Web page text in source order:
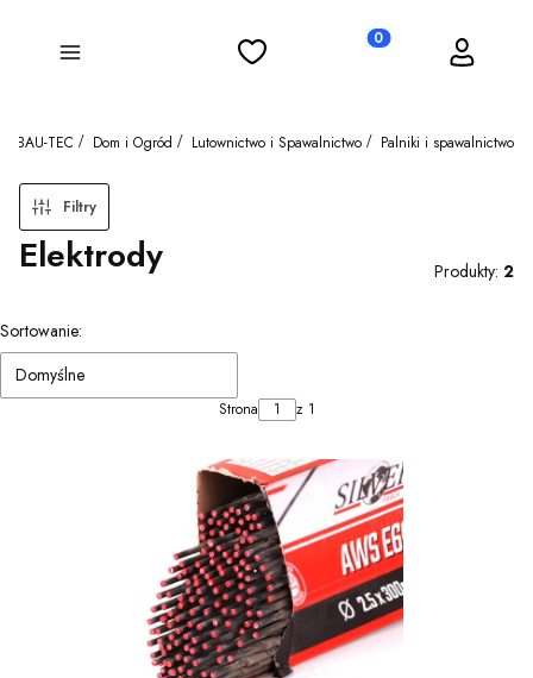
Menu Ulubione Produkty w koszyku:
Koszyk Zaloguj się
BAU-TEC Dom i Ogród Lutownictwo i Spawalnictwo Palniki i spawalnictwo
Filtry
Elektrody Produkty: 2
Lista produktów
Sortowanie:
Domyślne
Strona z 1